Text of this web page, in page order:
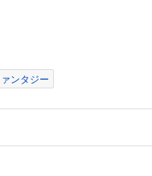
ンタジー